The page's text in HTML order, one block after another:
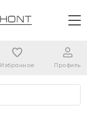
Избранное Профиль